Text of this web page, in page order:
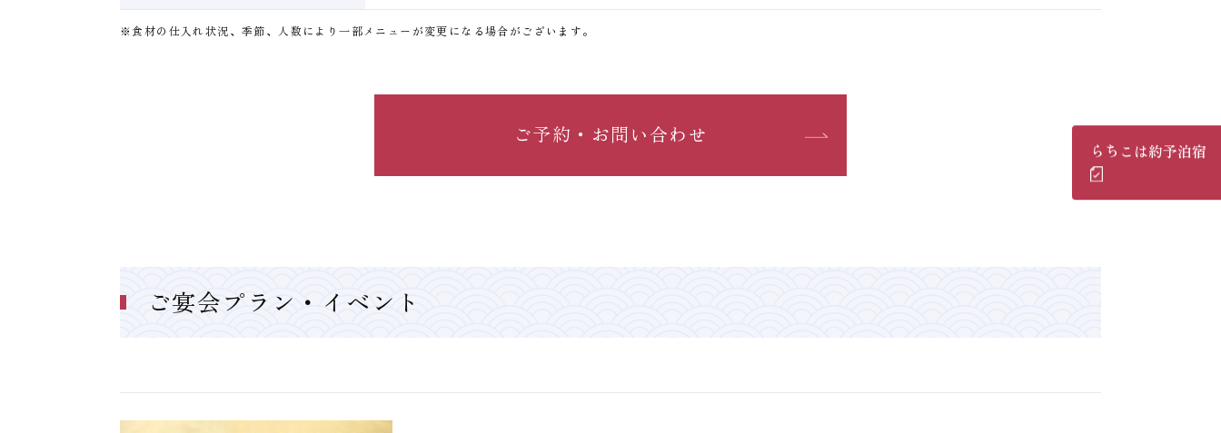
※食材の仕入れ状況、季節、人数により一部メニューが変更になる場合がございます。
ご予約・お問い合わせ
ご宴会プラン・イベント
ご宿泊 お食事
宿泊予約はこちら